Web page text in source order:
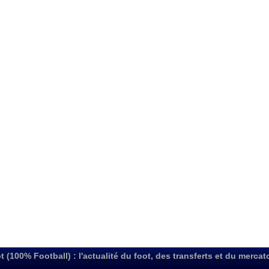
(100% Football) : l'actualité du foot, des transferts et du